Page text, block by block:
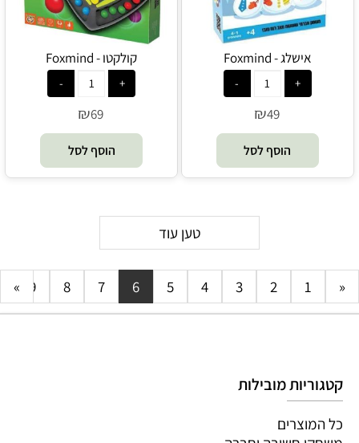
אישלג - Foxmind
₪49
הוסף לסל
קולקטו - Foxmind
₪69
הוסף לסל
טען עוד
«
1
2
3
4
5
6
7
8
9
»
קטגוריות מובילות
כל המוצרים